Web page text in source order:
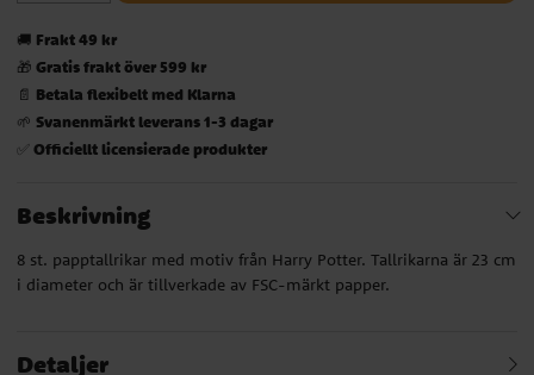
🚚 Frakt 49 kr
🎁 Gratis frakt över 599 kr
📄 Betala flexibelt med Klarna
🌱 Svanenmärkt leverans 1-3 dagar
✅ Officiellt licensierade produkter
Beskrivning
8 st. papptallrikar med motiv från Harry Potter. Tallrikarna är 23 cm
i diameter och är tillverkade av FSC-märkt papper.
Detaljer